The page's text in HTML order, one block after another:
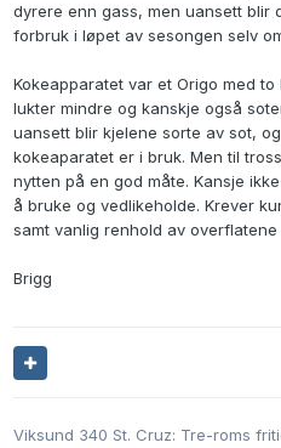
dyrere enn gass, men uansett blir
forbruk i løpet av sesongen selv
Kokeapparatet var et Origo med
lukter mindre og kanskje også
uansett blir kjelene sorte av sot,
kokeaparatet er i bruk. Men til
nytten på en god måte. Kansje
å bruke og vedlikeholde. Krever
samt vanlig renhold av overflatene
Brigg
Viksund 340 St. Cruz: Tre-roms